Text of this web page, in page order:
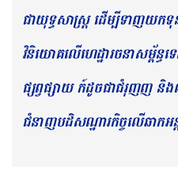
ជាយុទ្ធសាស្ត្រ ដើម្បីទាញយកទុន
វិនិយោគលើហេដ្ឋារចនាសម្ព័ន្
ផ្សព្វ​ផ្សាយ ក៍ដូចជាជំរុញញ និង
ជំនាញបដិសណ្ឋារកិច្ចលើឆាកអ